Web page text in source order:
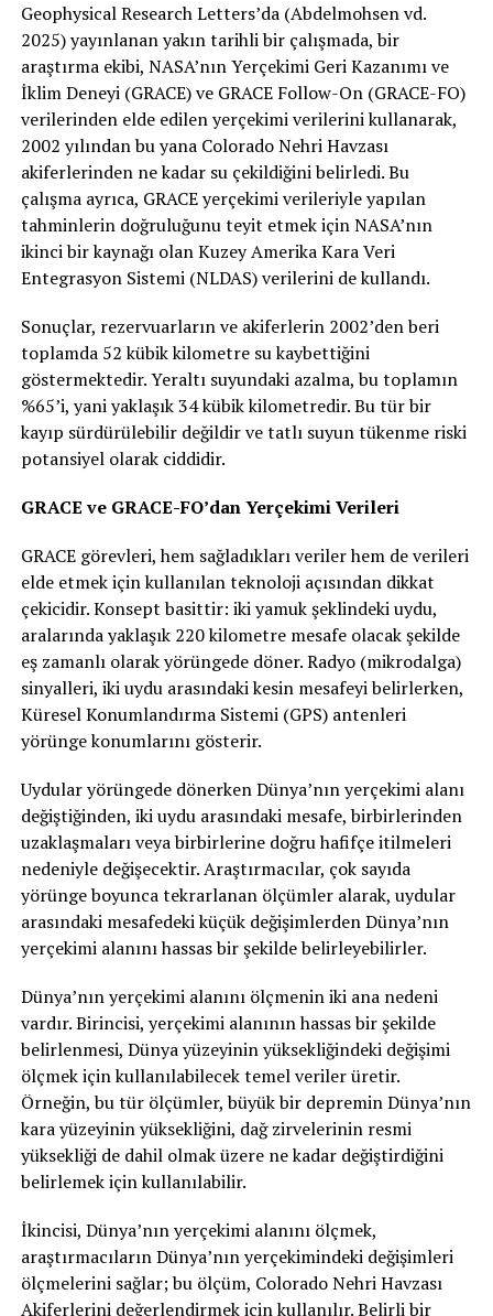
Geophysical Research Letters’da (Abdelmohsen vd.
2025) yayınlanan yakın tarihli bir çalışmada, bir
araştırma ekibi, NASA’nın Yerçekimi Geri Kazanımı ve
İklim Deneyi (GRACE) ve GRACE Follow-On (GRACE-FO)
verilerinden elde edilen yerçekimi verilerini kullanarak,
2002 yılından bu yana Colorado Nehri Havzası
akiferlerinden ne kadar su çekildiğini belirledi. Bu
çalışma ayrıca, GRACE yerçekimi verileriyle yapılan
tahminlerin doğruluğunu teyit etmek için NASA’nın
ikinci bir kaynağı olan Kuzey Amerika Kara Veri
Entegrasyon Sistemi (NLDAS) verilerini de kullandı.
Sonuçlar, rezervuarların ve akiferlerin 2002’den beri
toplamda 52 kübik kilometre su kaybettiğini
göstermektedir. Yeraltı suyundaki azalma, bu toplamın
%65’i, yani yaklaşık 34 kübik kilometredir. Bu tür bir
kayıp sürdürülebilir değildir ve tatlı suyun tükenme riski
potansiyel olarak ciddidir.
GRACE ve GRACE-FO’dan Yerçekimi Verileri
GRACE görevleri, hem sağladıkları veriler hem de verileri
elde etmek için kullanılan teknoloji açısından dikkat
çekicidir. Konsept basittir: iki yamuk şeklindeki uydu,
aralarında yaklaşık 220 kilometre mesafe olacak şekilde
eş zamanlı olarak yörüngede döner. Radyo (mikrodalga)
sinyalleri, iki uydu arasındaki kesin mesafeyi belirlerken,
Küresel Konumlandırma Sistemi (GPS) antenleri
yörünge konumlarını gösterir.
Uydular yörüngede dönerken Dünya’nın yerçekimi alanı
değiştiğinden, iki uydu arasındaki mesafe, birbirlerinden
uzaklaşmaları veya birbirlerine doğru hafifçe itilmeleri
nedeniyle değişecektir. Araştırmacılar, çok sayıda
yörünge boyunca tekrarlanan ölçümler alarak, uydular
arasındaki mesafedeki küçük değişimlerden Dünya’nın
yerçekimi alanını hassas bir şekilde belirleyebilirler.
Dünya’nın yerçekimi alanını ölçmenin iki ana nedeni
vardır. Birincisi, yerçekimi alanının hassas bir şekilde
belirlenmesi, Dünya yüzeyinin yüksekliğindeki değişimi
ölçmek için kullanılabilecek temel veriler üretir.
Örneğin, bu tür ölçümler, büyük bir depremin Dünya’nın
kara yüzeyinin yüksekliğini, dağ zirvelerinin resmi
yüksekliği de dahil olmak üzere ne kadar değiştirdiğini
belirlemek için kullanılabilir.
İkincisi, Dünya’nın yerçekimi alanını ölçmek,
araştırmacıların Dünya’nın yerçekimindeki değişimleri
ölçmelerini sağlar; bu ölçüm, Colorado Nehri Havzası
Akiferlerini değerlendirmek için kullanılır. Belirli bir